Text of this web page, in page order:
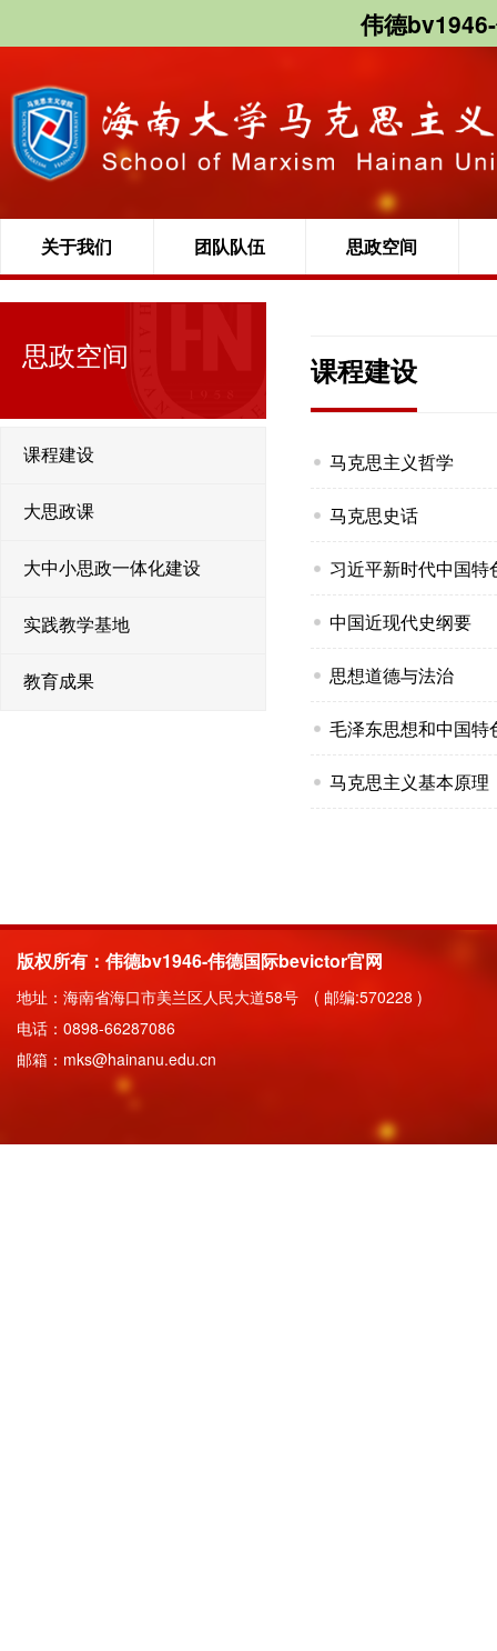
伟德
关于我们 团队队伍 思政空间
思政空间
课程建设
大思政课
大中小思政一体化建设
实践教学基地
教育成果
课程建设
马克思主义哲学
马克思史话
习近平新时代中国
中国近现代史纲要
思想道德与法治
毛泽东思想和中国
马克思主义基本原理
版权所有：伟德bv1946-伟德国际bevictor官网
地址：海南省海口市美兰区人民大道58号 ( 邮编:570228 )
电话：0898-66287086
邮箱：mks@hainanu.edu.cn